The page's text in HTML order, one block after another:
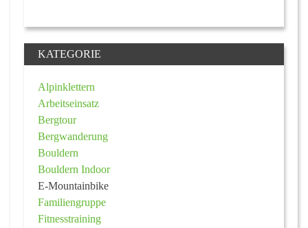
KATEGORIE
Alpinklettern
Arbeitseinsatz
Bergtour
Bergwanderung
Bouldern
Bouldern Indoor
E-Mountainbike
Familiengruppe
Fitnesstraining